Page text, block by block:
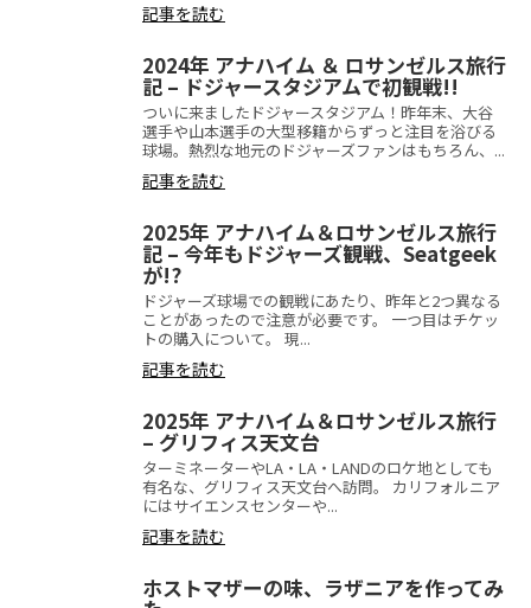
記事を読む
2024年 アナハイム ＆ ロサンゼルス旅行
記 – ドジャースタジアムで初観戦!!
ついに来ましたドジャースタジアム！昨年末、大谷
選手や山本選手の大型移籍からずっと注目を浴びる
球場。熱烈な地元のドジャーズファンはもちろん、...
記事を読む
2025年 アナハイム＆ロサンゼルス旅行
記 – 今年もドジャーズ観戦、Seatgeek
が!?
ドジャーズ球場での観戦にあたり、昨年と2つ異なる
ことがあったので注意が必要です。 一つ目はチケッ
トの購入について。 現...
記事を読む
2025年 アナハイム＆ロサンゼルス旅行
– グリフィス天文台
ターミネーターやLA・LA・LANDのロケ地としても
有名な、グリフィス天文台へ訪問。 カリフォルニア
にはサイエンスセンターや...
記事を読む
ホストマザーの味、ラザニアを作ってみ